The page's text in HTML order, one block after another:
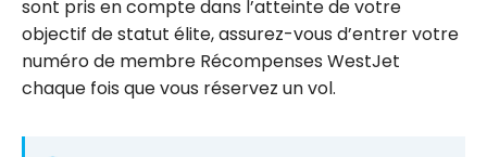
sont pris en compte dans l’atteinte de votre
objectif de statut élite, assurez-vous d’entrer votre
numéro de membre Récompenses WestJet
chaque fois que vous réservez un vol.